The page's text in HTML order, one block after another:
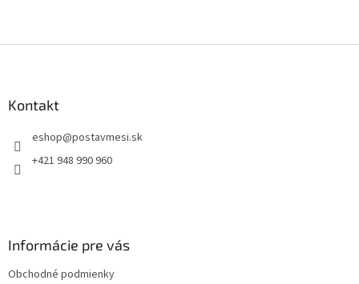
Kontakt
eshop@postavmesi.sk
+421 948 990 960
Informácie pre vás
Obchodné podmienky